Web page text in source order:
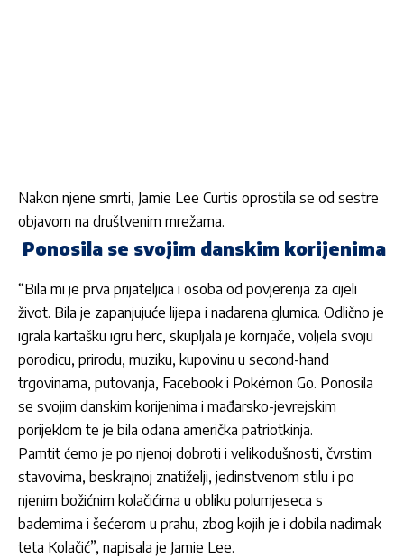
Nakon njene smrti, Jamie Lee Curtis oprostila se od sestre
objavom na društvenim mrežama.
Ponosila se svojim danskim korijenima
“Bila mi je prva prijateljica i osoba od povjerenja za cijeli
život. Bila je zapanjujuće lijepa i nadarena glumica. Odlično je
igrala kartašku igru herc, skupljala je kornjače, voljela svoju
porodicu, prirodu, muziku, kupovinu u second-hand
trgovinama, putovanja, Facebook i Pokémon Go. Ponosila
se svojim danskim korijenima i mađarsko-jevrejskim
porijeklom te je bila odana američka patriotkinja.
Pamtit ćemo je po njenoj dobroti i velikodušnosti, čvrstim
stavovima, beskrajnoj znatiželji, jedinstvenom stilu i po
njenim božićnim kolačićima u obliku polumjeseca s
bademima i šećerom u prahu, zbog kojih je i dobila nadimak
teta Kolačić”, napisala je Jamie Lee.